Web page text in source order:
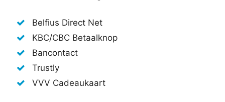
Belfius Direct Net
KBC/CBC Betaalknop
Bancontact
Trustly
VVV Cadeaukaart